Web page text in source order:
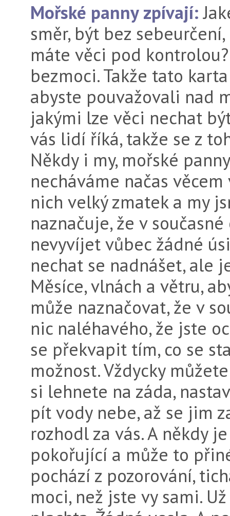
Mořské panny zpívají:
směr, být bez
máte věci pod
bezmoci. Takže tato
abyste pouvažovali nad
jakými lze věci nechat
vás lidí říká, takže se z
Někdy i my, mořské
necháváme načas
nich velký zmatek a my
naznačuje, že v
nevyvíjet vůbec žádné
nechat se nadnášet, ale
Měsíce, vlnách a větru,
může naznačovat, že v
nic naléhavého, že jste
se překvapit tím, co se
možnost. Vždycky
si lehnete na záda,
pít vody nebe, až se jim
rozhodl za vás. A někdy
pokořující a může to
pochází z pozorování,
moci, než jste vy sami.